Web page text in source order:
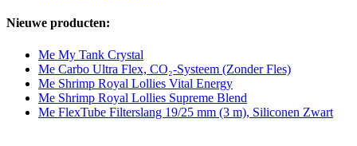
Nieuwe producten:
Me My Tank Crystal
Me Carbo Ultra Flex, CO₂-Systeem (Zonder Fles)
Me Shrimp Royal Lollies Vital Energy
Me Shrimp Royal Lollies Supreme Blend
Me FlexTube Filterslang 19/25 mm (3 m), Siliconen Zwart